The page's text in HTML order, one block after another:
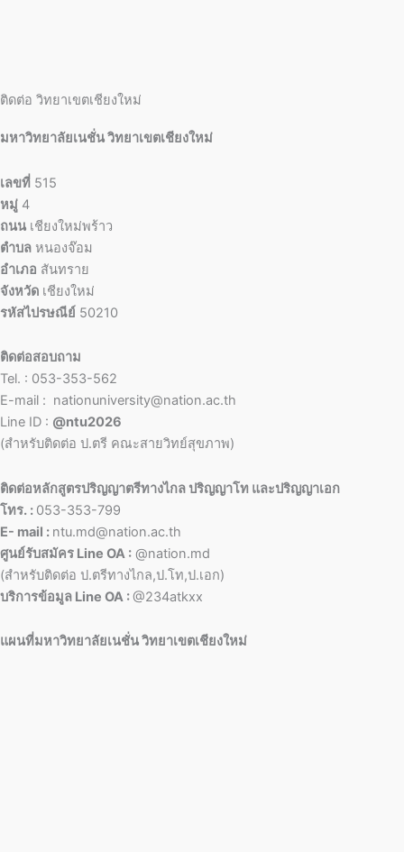
ติดต่อ วิทยาเขตเชียงใหม่
มหาวิทยาลัยเนชั่น วิทยาเขตเชียงใหม่
เลขที่ 515
หมู่ 4
ถนน เชียงใหม่พร้าว
ตำบล หนองจ๊อม
อำเภอ สันทราย
จังหวัด เชียงใหม่
รหัสไปรษณีย์ 50210
ติดต่อสอบถาม
Tel. : 053-353-562
E-mail : nationuniversity@nation.ac.th
Line ID : @ntu2026
(สำหรับติดต่อ ป.ตรี คณะสายวิทย์สุขภาพ)
ติดต่อหลักสูตรปริญญาตรีทางไกล ปริญญาโท และปริญญาเอก
โทร. : 053-353-799
E- mail : ntu.md@nation.ac.th
ศูนย์รับสมัคร Line OA : @nation.md
(สำหรับติดต่อ ป.ตรีทางไกล,ป.โท,ป.เอก)
บริการข้อมูล Line OA :@234atkxx
แผนที่มหาวิทยาลัยเนชั่น วิทยาเขตเชียงใหม่